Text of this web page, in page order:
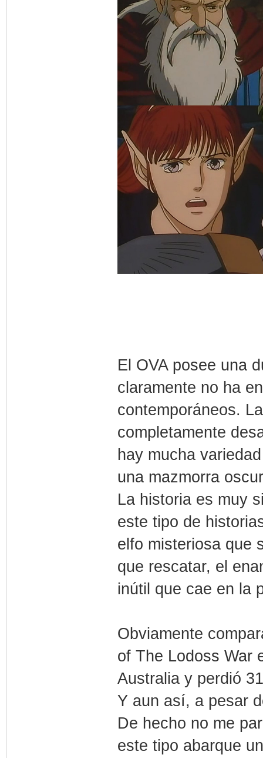
El OVA posee una
claramente no ha
contemporáneos.
completamente
hay mucha
una mazmorra
La historia es muy
este tipo de
elfo misteriosa que
que rescatar, el
inútil que cae en la
Obviamente
of The Lodoss War
Australia y perdió
Y aun así, a pesar
De hecho no me
este tipo abarque